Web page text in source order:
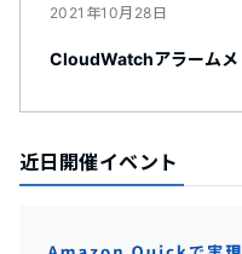
2021年10月28日
CloudWatchアラーム
近日開催イベント